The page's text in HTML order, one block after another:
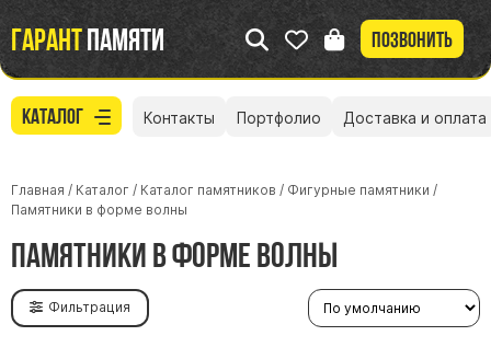
Гарантпамяти Позвонить
Каталог Контакты Портфолио Доставка и оплата
Главная / Каталог / Каталог памятников / Фигурные памятники /
Памятники в форме волны
Памятники в форме волны
Фильтрация